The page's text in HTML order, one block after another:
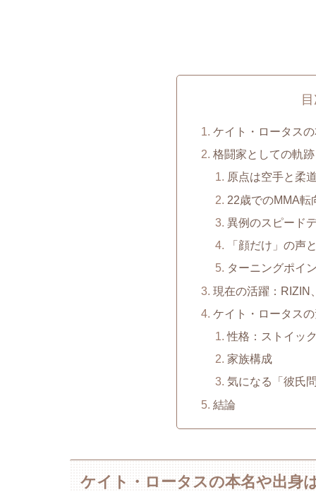
ケイト・ロータス
格闘家としての軌跡
原点は空手と柔
22歳でのMMA転
異例のスピード
「顔だけ」の声
ターニングポイ
現在の活躍：RIZIN
ケイト・ロータス
性格：ストイッ
家族構成
気になる「彼氏
結論
ケイト・ロータスの本名や出身